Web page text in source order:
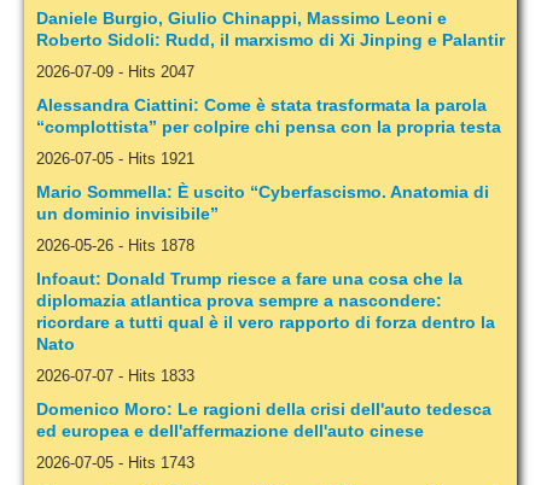
Daniele Burgio, Giulio Chinappi, Massimo Leoni e
Roberto Sidoli: Rudd, il marxismo di Xi Jinping e Palantir
2026-07-09 - Hits 2047
Alessandra Ciattini: Come è stata trasformata la parola
“complottista” per colpire chi pensa con la propria testa
2026-07-05 - Hits 1921
Mario Sommella: È uscito “Cyberfascismo. Anatomia di
un dominio invisibile”
2026-05-26 - Hits 1878
Infoaut: Donald Trump riesce a fare una cosa che la
diplomazia atlantica prova sempre a nascondere:
ricordare a tutti qual è il vero rapporto di forza dentro la
Nato
2026-07-07 - Hits 1833
Domenico Moro: Le ragioni della crisi dell'auto tedesca
ed europea e dell'affermazione dell'auto cinese
2026-07-05 - Hits 1743